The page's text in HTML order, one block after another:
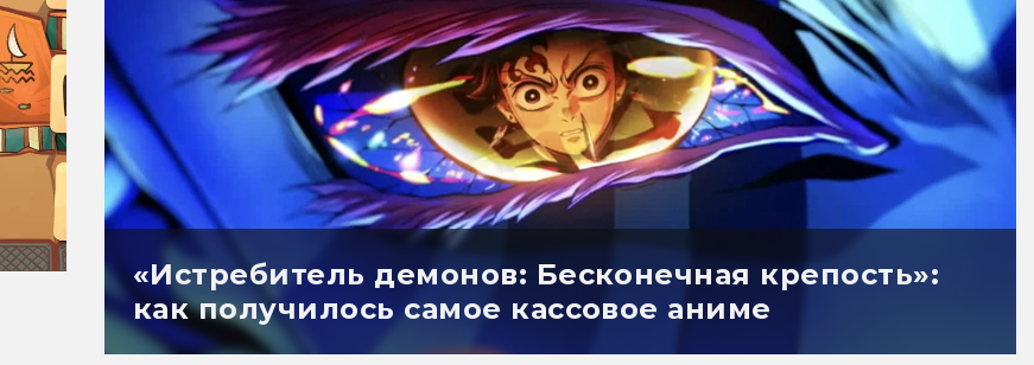
«Истребитель демонов: Бесконечная крепость»:
как получилось самое кассовое аниме